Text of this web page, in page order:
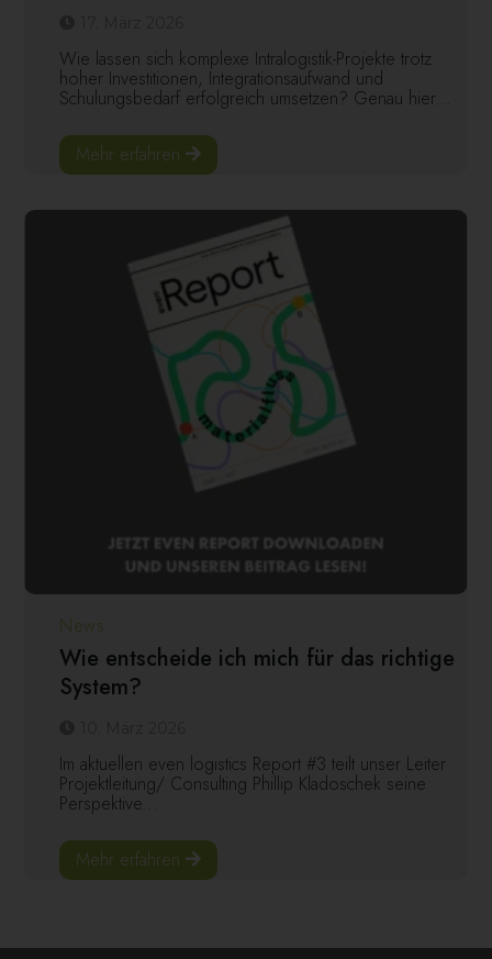
Wie lassen sich komplexe Intralogistik-Projekte trotz
hoher Investitionen, Integrationsaufwand und
Schulungsbedarf erfolgreich umsetzen? Genau hier...
Mehr erfahren
News
Wie entscheide ich mich für das richtige
System?
Im aktuellen even logistics Report #3 teilt unser Leiter
Projektleitung/ Consulting Phillip Kladoschek seine
Perspektive...
Mehr erfahren